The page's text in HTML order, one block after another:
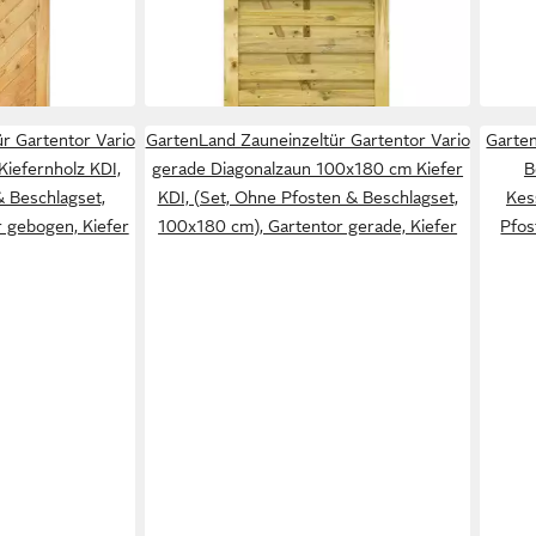
–
gerade 100x180 cm Kiefernholz KDI
159,95 € 179,95 €
lieferbar in 5 Wochen
Gartentor Vario
KDI,
Beschlagset,
gebogen, Kiefer
GartenLand Zauneinzeltür Gartentor Vario
gerade Diagonalzaun 100x180 cm Kiefer
KDI, (Set, Ohne Pfosten & Beschlagset,
100x180 cm), Gartentor gerade, Kiefer